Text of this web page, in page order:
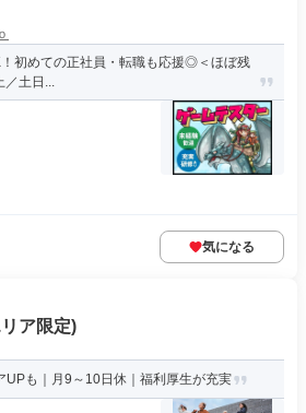
初めての正社員・転職も応援◎＜ほぼ残
／土日...
気になる
ア限定)
UPも｜月9～10日休｜福利厚生が充実